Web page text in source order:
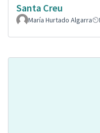
Santa Creu
María Hurtado Algarra